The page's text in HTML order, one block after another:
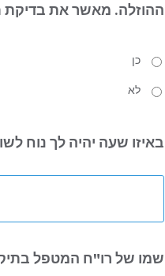
ההוזלה. מאשר את בדיקת
כן
לא
באיזו שעה יהיה לך נוח
שמו של רו"ח המטפל בתיק